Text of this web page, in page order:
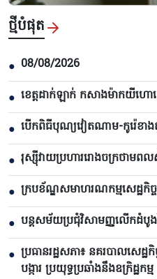
ថ្មីបំផុត
● 08/08/2026
● ខេត្តដាក់ឡាក់ កសាងម៉ាកយី
● បើកពិធីបុណ្យវៀតណាម-កូរ៉េខា
● រុស្ស៊ីវាយប្រហាររោងចក្រថាម
● ក្របខ័ណ្ឌសមាហរណកម្មសេដ្ឋកិ
● បន្តសម័យប្រជុំវិសាមញ្ញលើកដំបូ
● ប្រធានរដ្ឋសភា៖ នគរបាលសេដ្ឋ
បង្ការ ប្រយុទ្ធប្រឆាំងនឹងឧក្រិដ្ឋកម្ម